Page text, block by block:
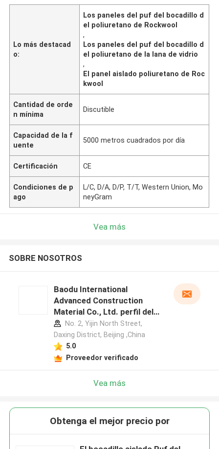
Lo más destacad
o:
Los paneles del puf del bocadillo d
el poliuretano de Rockwool
,
Los paneles del puf del bocadillo d
el poliuretano de la lana de vidrio
,
El panel aislado poliuretano de Roc
kwool
Cantidad de orde
n mínima
Discutible
Capacidad de la f
uente
5000 metros cuadrados por día
Certificación CE
Condiciones de p
ago
L/C, D/A, D/P, T/T, Western Union, Mo
neyGram
Vea más
SOBRE NOSOTROS
Baodu International
Advanced Construction
Material Co., Ltd. perfil del
fabricante
No. 2, Yijin North Street,
Daxing District, Beijing ,China
5.0
Proveedor verificado
Vea más
Obtenga el mejor precio por